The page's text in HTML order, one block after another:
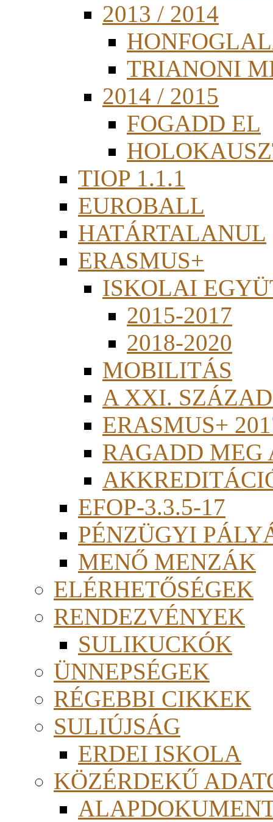
2013 / 2014
TRIANONI
2014 / 2015
FOGADD EL
TIOP 1.1.1
EUROBALL
HATÁRTALANUL
ERASMUS+
ISKOLAI
2015-2017
2018-2020
MOBILITÁS
A XXI.
ERASMUS+
RAGADD MEG
EFOP-3.3.5-17
PÉNZÜGYI
MENŐ MENZÁK
ELÉRHETŐSÉGEK
RENDEZVÉNYEK
SULIKUCKÓK
ÜNNEPSÉGEK
RÉGEBBI CIKKEK
SULIÚJSÁG
ERDEI ISKOLA
KÖZÉRDEKŰ